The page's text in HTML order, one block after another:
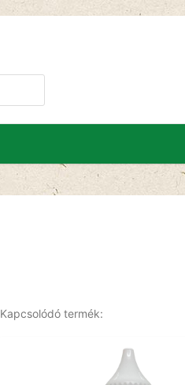
Kapcsolódó termék: